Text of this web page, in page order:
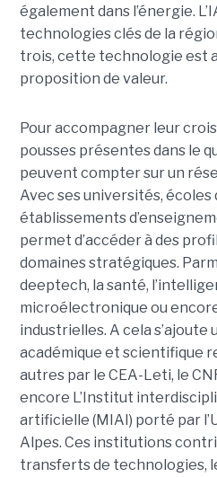
également dans l’énergie.
technologies clés de la
trois, cette technologie est
proposition de valeur.
Pour accompagner leur
pousses présentes dans le
peuvent compter sur un
Avec ses universités, écoles
établissements
permet d’accéder à des
domaines stratégiques.
deeptech, la santé,
microélectronique ou
industrielles. A cela s’ajoute
académique et scientifique
autres par le CEA-Leti, le
encore L’Institut
artificielle (MIAI) porté par
Alpes. Ces institutions
transferts de technologies,